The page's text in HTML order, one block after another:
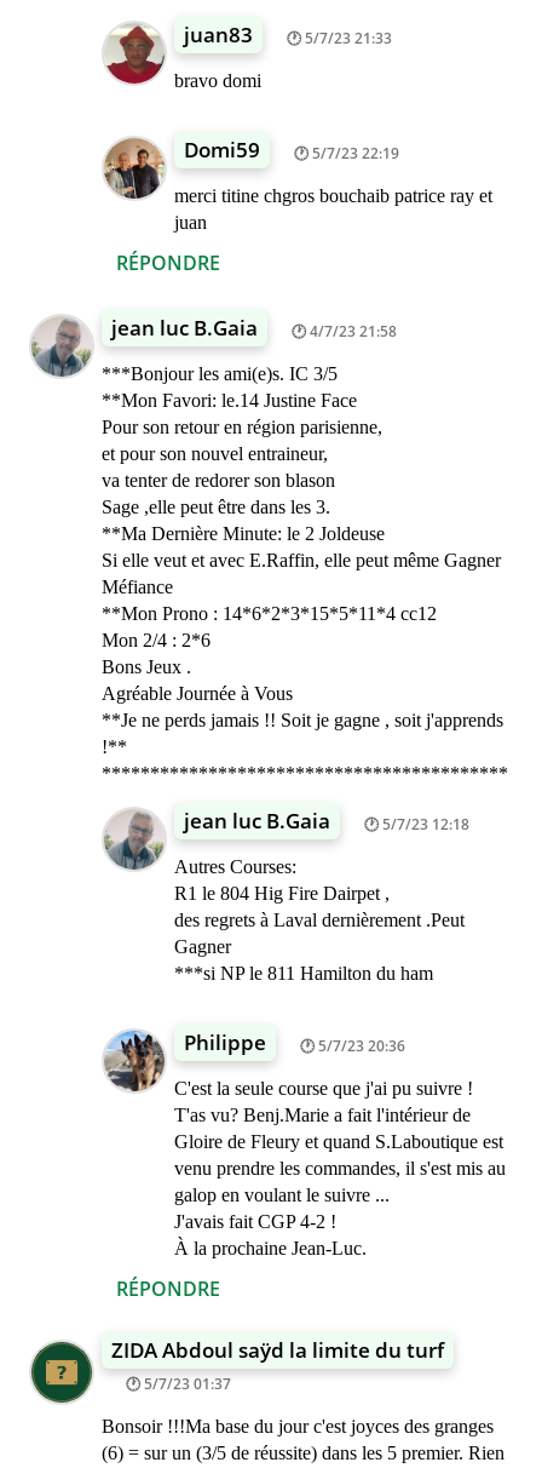
RÉPONDRE
juan83 5/7/23 21:33
bravo domi
Domi59 5/7/23 22:19
merci titine chgros bouchaib patrice ray et
juan
jean luc B.Gaia 4/7/23 21:58
***Bonjour les ami(e)s. IC 3/5
**Mon Favori: le.14 Justine Face
Pour son retour en région parisienne,
et pour son nouvel entraineur,
va tenter de redorer son blason
Sage ,elle peut être dans les 3.
**Ma Dernière Minute: le 2 Joldeuse
Si elle veut et avec E.Raffin, elle peut même Gagner
Méfiance
**Mon Prono : 14*6*2*3*15*5*11*4 cc12
Mon 2/4 : 2*6
Bons Jeux .
Agréable Journée à Vous
**Je ne perds jamais !! Soit je gagne , soit j'apprends
!**
******************************************
RÉPONDRE
jean luc B.Gaia 5/7/23 12:18
Autres Courses:
R1 le 804 Hig Fire Dairpet ,
des regrets à Laval dernièrement .Peut
Gagner
***si NP le 811 Hamilton du ham
Philippe 5/7/23 20:36
C'est la seule course que j'ai pu suivre !
T'as vu? Benj.Marie a fait l'intérieur de
Gloire de Fleury et quand S.Laboutique est
venu prendre les commandes, il s'est mis au
galop en voulant le suivre ...
J'avais fait CGP 4-2 !
À la prochaine Jean-Luc.
ZIDA Abdoul saÿd la limite du turf
5/7/23 01:37
Bonsoir !!!Ma base du jour c'est joyces des granges
(6) = sur un (3/5 de réussite) dans les 5 premier. Rien